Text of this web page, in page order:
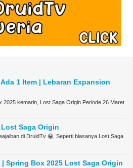
1 Item | Lebaran Expansion
2025 kemarin, Lost Saga Origin Periode 26 Maret
Lost Saga Origin
di DruidTv 😁, Seperti biasanya Lost Saga
Spring Box 2025 Lost Saga Origin